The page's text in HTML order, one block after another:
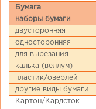
Бумага
наборы бумаги
двусторонняя
односторонняя
для вырезания
калька (веллум)
пластик/оверлей
другие виды бумаги
Картон/Кардсток